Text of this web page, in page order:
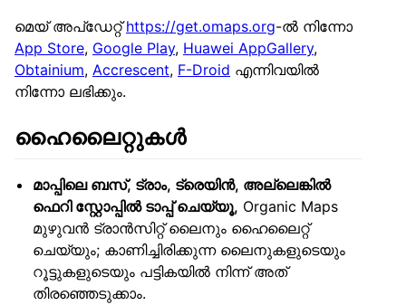
മെയ് അപ്ഡേറ്റ്https://get.omaps.org-ൽ നിന്നോ
App Store, Google Play, Huawei AppGallery,
Obtainium, Accrescent, F-Droid എന്നിവയിൽ
നിന്നോ ലഭിക്കും.
ഹൈലൈറ്റുകൾ
മാപ്പിലെ ബസ്, ട്രാം, ട്രെയിൻ, അല്ലെങ്കിൽ
ഫെറി സ്റ്റോപ്പിൽ ടാപ്പ് ചെയ്യൂ, Organic Maps
മുഴുവൻ ട്രാൻസിറ്റ് ലൈനും ഹൈലൈറ്റ്
ചെയ്യും; കാണിച്ചിരിക്കുന്ന ലൈനുകളുടെയും
റൂട്ടുകളുടെയും പട്ടികയിൽ നിന്ന് അത്
തിരഞ്ഞെടുക്കാം.